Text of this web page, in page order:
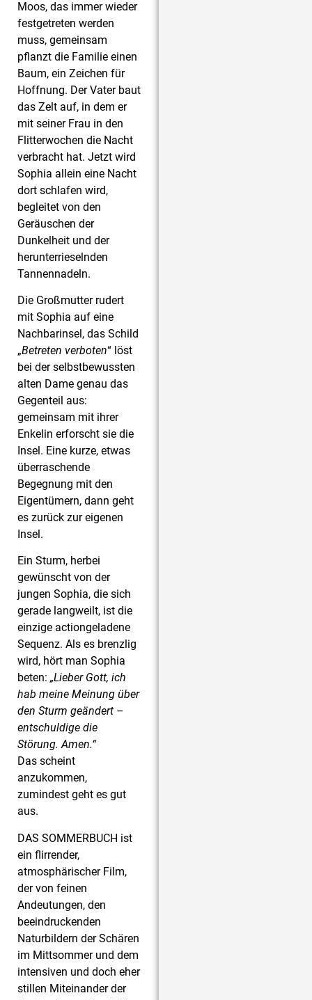
Moos, das immer wieder
festgetreten werden
muss, gemeinsam
pflanzt die Familie einen
Baum, ein Zeichen für
Hoffnung. Der Vater baut
das Zelt auf, in dem er
mit seiner Frau in den
Flitterwochen die Nacht
verbracht hat. Jetzt wird
Sophia allein eine Nacht
dort schlafen wird,
begleitet von den
Geräuschen der
Dunkelheit und der
herunterrieselnden
Tannennadeln.
Die Großmutter rudert
mit Sophia auf eine
Nachbarinsel, das Schild
„Betreten verboten“ löst
bei der selbstbewussten
alten Dame genau das
Gegenteil aus:
gemeinsam mit ihrer
Enkelin erforscht sie die
Insel. Eine kurze, etwas
überraschende
Begegnung mit den
Eigentümern, dann geht
es zurück zur eigenen
Insel.
Ein Sturm, herbei
gewünscht von der
jungen Sophia, die sich
gerade langweilt, ist die
einzige actiongeladene
Sequenz. Als es brenzlig
wird, hört man Sophia
beten: „Lieber Gott, ich
hab meine Meinung über
den Sturm geändert –
entschuldige die
Störung. Amen.“
Das scheint
anzukommen,
zumindest geht es gut
aus.
DAS SOMMERBUCH ist
ein flirrender,
atmosphärischer Film,
der von feinen
Andeutungen, den
beeindruckenden
Naturbildern der Schären
im Mittsommer und dem
intensiven und doch eher
stillen Miteinander der